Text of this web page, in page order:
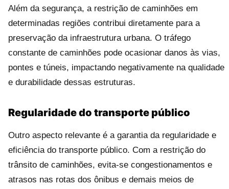
Além da segurança, a restrição de caminhões em
determinadas regiões contribui diretamente para a
preservação da infraestrutura urbana. O tráfego
constante de caminhões pode ocasionar danos às vias,
pontes e túneis, impactando negativamente na qualidade
e durabilidade dessas estruturas.
Regularidade do transporte público
Outro aspecto relevante é a garantia da regularidade e
eficiência do transporte público. Com a restrição do
trânsito de caminhões, evita-se congestionamentos e
atrasos nas rotas dos ônibus e demais meios de